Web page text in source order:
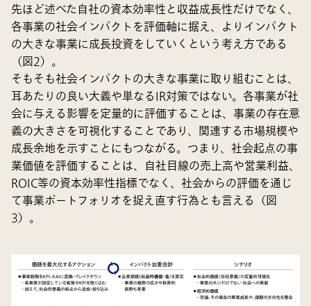
先ほど述べた自社の資本効率性と収益成長性だけでなく、
各事業の社会インパクトを評価軸に据え、よりインパクト
の大きな事業に成長投資をしていくという考え方である
（図2）。
そもそも社会インパクトの大きな事業に取り組むことは、
耳あたりの良い大義や単なるIR対策ではない。各事業が社
会に与える影響を定量的に評価することは、事業の存在意
義の大きさを可視化することであり、関連する市場規模や
成長余地を示すことにもつながる。つまり、社会起点の事
業価値を評価することは、自社目線の売上高や営業利益、
ROIC等の資本効率性指標でなく、社会からの評価を通じ
て事業ポートフォリオを捉え直す行為とも言える（図
3）。